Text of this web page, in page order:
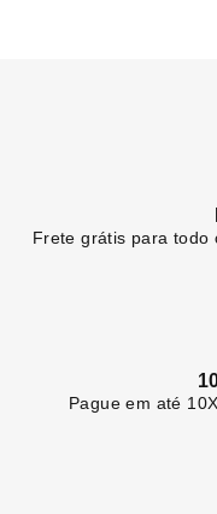
Frete grátis para todo
Pague em até